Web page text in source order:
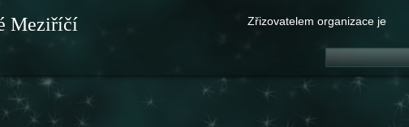
Meziříčí Zřizovatelem organizace je